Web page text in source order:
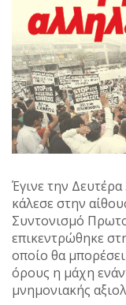
Έγινε την
κάλεσε στην
Συντονισμό
επικεντρώθηκε
οποίο θα
όρους η μάχη
μνημονιακής